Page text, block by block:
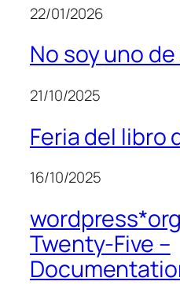
22/01/2026
No soy uno
21/10/2025
Feria del libro
16/10/2025
Twenty-Five –